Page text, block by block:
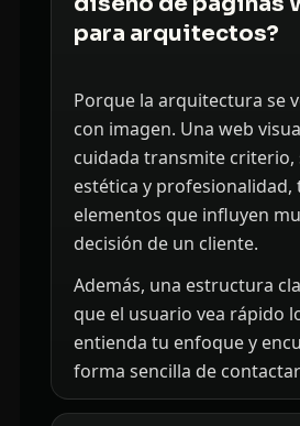
para arquitectos?
Porque la arquitectura se
con imagen. Una web
cuidada transmite criterio,
estética y profesionalidad,
elementos que influyen
decisión de un cliente.
Además, una estructura
que el usuario vea rápido
entienda tu enfoque y
forma sencilla de